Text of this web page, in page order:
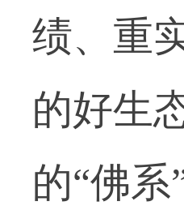
绩、重
的好生
的“佛